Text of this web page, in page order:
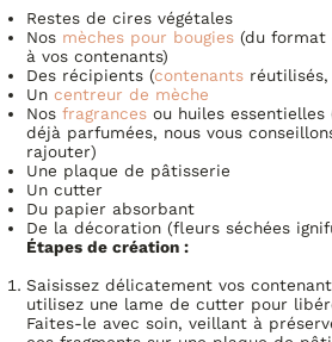
Restes de cires végétales
Nos mèches pour bougies (du format
à vos contenants)
Des récipients (contenants réutilisés,
Uncentreur de mèche
Nosfragrances ou huiles
déjà parfumées, nous vous
rajouter)
Une plaque de pâtisserie
Un cutter
Du papier absorbant
De la décoration (fleurs séchées
Étapes de création :
Saisissez délicatement vos
utilisez une lame de cutter pour
Faites-le avec soin, veillant à